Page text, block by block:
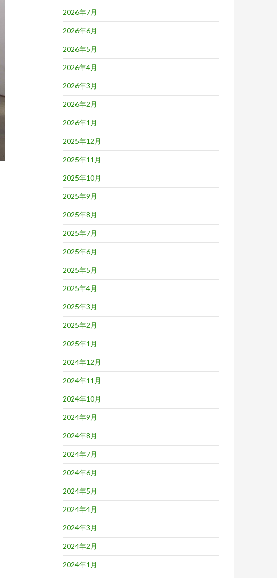
2026年7月
2026年6月
2026年5月
2026年4月
2026年3月
2026年2月
2026年1月
2025年12月
2025年11月
2025年10月
2025年9月
2025年8月
2025年7月
2025年6月
2025年5月
2025年4月
2025年3月
2025年2月
2025年1月
2024年12月
2024年11月
2024年10月
2024年9月
2024年8月
2024年7月
2024年6月
2024年5月
2024年4月
2024年3月
2024年2月
2024年1月